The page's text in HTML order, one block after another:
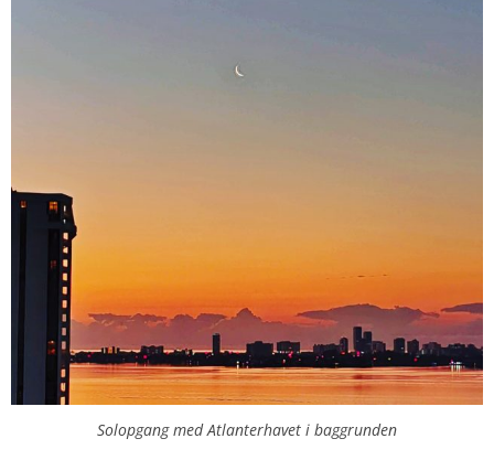
Solopgang med Atlanterhavet i baggrunden